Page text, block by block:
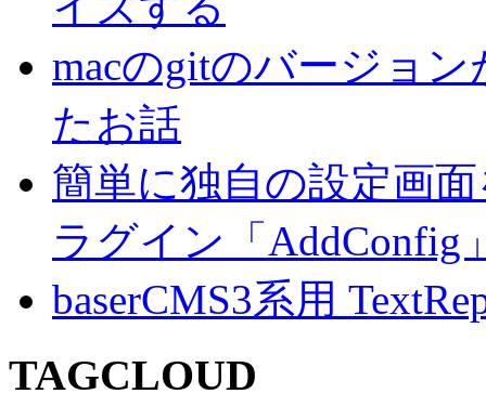
macのgitのバージョ
たお話
簡単に独自の設定画
ラグイン「AddConfig
baserCMS3系用
TAGCLOUD